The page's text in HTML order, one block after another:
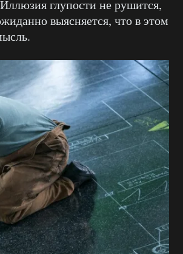
глупости не рушится,
выясняется, что в этом